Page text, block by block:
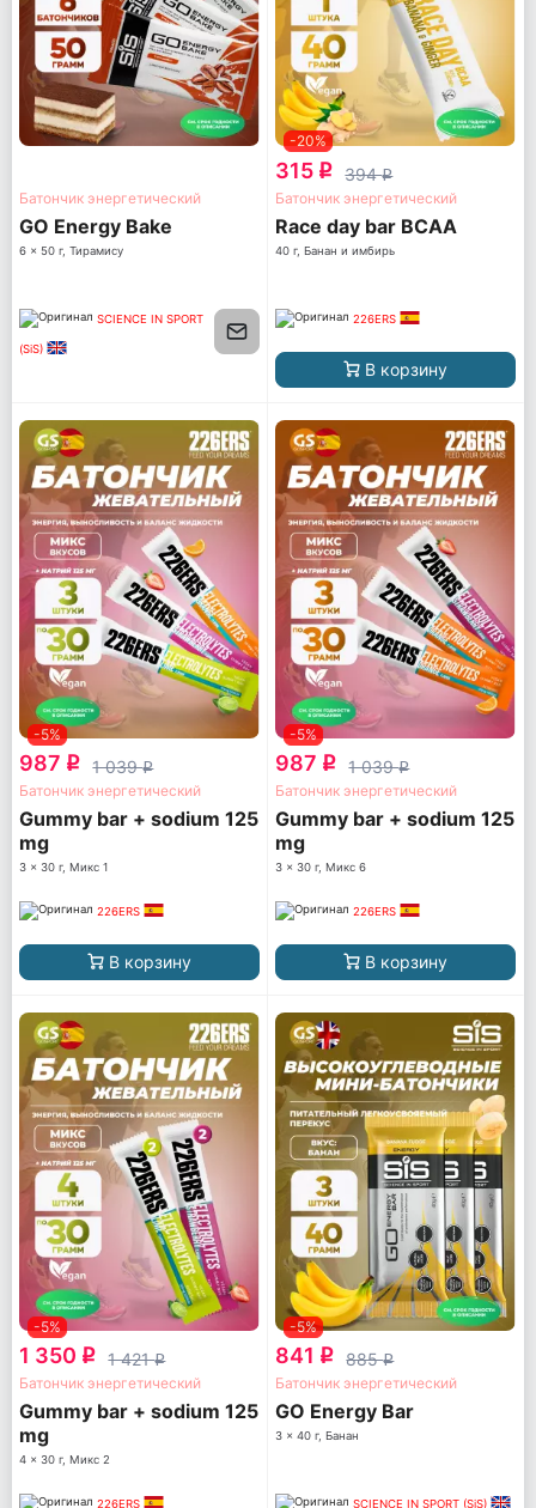
Батончик энергетический
GO Energy Bake
6 x 50 г, Тирамису
SCIENCE IN SPORT
(SiS)
-20%
315 q 394q
Батончик энергетический
Race day bar BCAA
40 г, Банан и имбирь
226ERS
В корзину
-5%
987 q 1 039q
Батончик энергетический
Gummy bar + sodium 125
mg
3 x 30 г, Микс 1
226ERS
В корзину
-5%
987 q 1 039q
Батончик энергетический
Gummy bar + sodium 125
mg
3 x 30 г, Микс 6
226ERS
В корзину
-5%
1 350 q 1 421q
Батончик энергетический
Gummy bar + sodium 125
mg
4 x 30 г, Микс 2
226ERS
-5%
841 q 885q
Батончик энергетический
GO Energy Bar
3 x 40 г, Банан
SCIENCE IN SPORT (SiS)